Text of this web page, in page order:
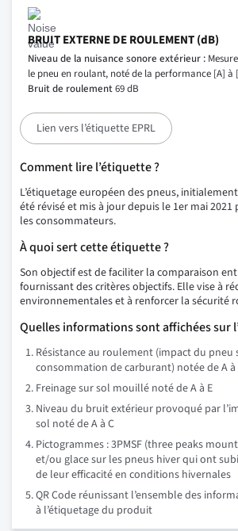
BRUIT EXTERNE DE ROULEMENT (dB)
Niveau de la nuisance sonore extérieur :
le pneu en roulant, noté de la performance [A] à
Bruit de roulement69 dB
Lien vers l’étiquette EPRL
Comment lire l’étiquette ?
L’étiquetage européen des pneus,
été révisé et mis à jour depuis le 1er mai
les consommateurs.
À quoi sert cette étiquette ?
Son objectif est de faciliter la comparaison
fournissant des critères objectifs. Elle vise à
environnementales et à renforcer la sécurité
Quelles informations sont affichées sur
Résistance au roulement (impact du pneu
consommation de carburant) notée de A à
Freinage sur sol mouillé noté de A à E
Niveau du bruit extérieur provoqué par
sol noté de A à C
Pictogrammes : 3PMSF (three peaks
et/ou glace sur les pneus hiver qui ont
de leur efficacité en conditions hivernales
QR Code réunissant l’ensemble des
à l’étiquetage du produit